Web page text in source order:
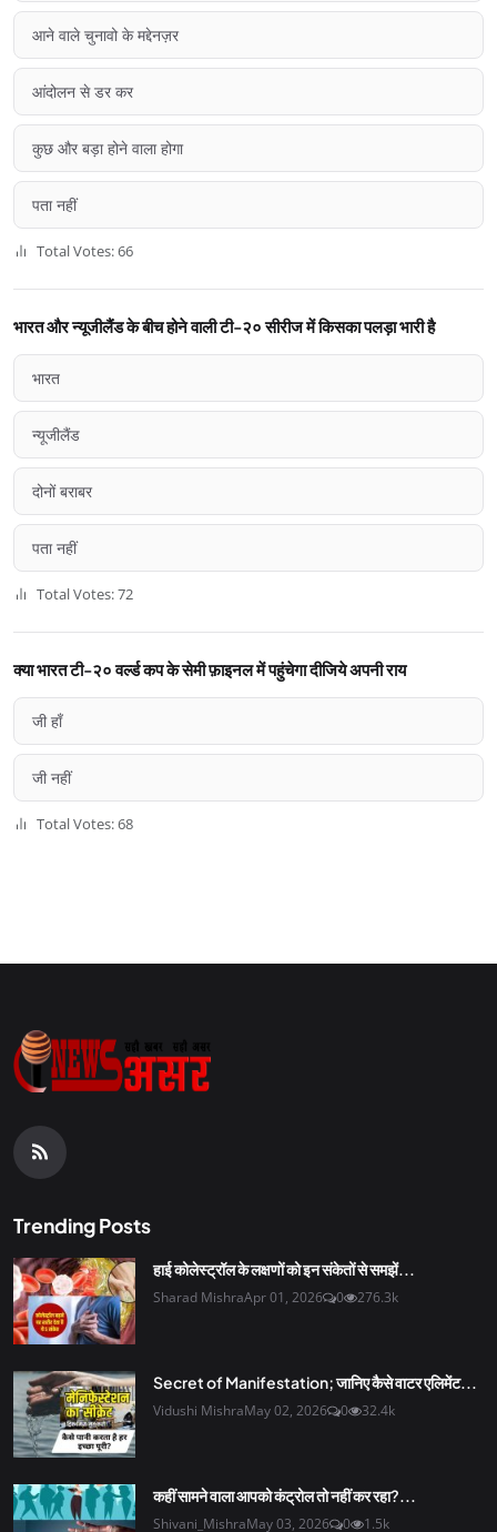
आने वाले चुनावो के मद्देनज़र
आंदोलन से डर कर
कुछ और बड़ा होने वाला होगा
पता नहीं
Total Votes: 66
भारत और न्यूजीलैंड के बीच होने वाली टी-२० सीरीज में किसका पलड़ा भारी है
भारत
न्यूजीलैंड
दोनों बराबर
पता नहीं
Total Votes: 72
क्या भारत टी-२० वर्ल्ड कप के सेमी फ़ाइनल में पहुंचेगा दीजिये अपनी राय
जी हाँ
जी नहीं
Total Votes: 68
Trending Posts
हाई कोलेस्ट्रॉल के लक्षणों को इन संकेतों से समझें...
Sharad MishraApr 01, 2026 0 276.3k
Secret of Manifestation; जानिए कैसे वाटर एलिमेंट...
Vidushi MishraMay 02, 2026 0 32.4k
कहीं सामने वाला आपको कंट्रोल तो नहीं कर रहा?...
Shivani_MishraMay 03, 2026 0 1.5k